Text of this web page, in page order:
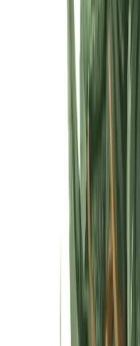
Cannabis Extrakte